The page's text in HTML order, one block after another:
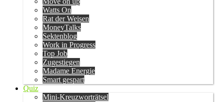
Watts On
Rat der Weisen
MoneyTalks
Sektenblog
Work in Progress
Top Job
Zugestiegen
Madame Energie
Smart gespart
Quiz
Mini-Kreuzworträtsel